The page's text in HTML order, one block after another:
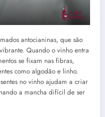
antocianinas, que são
Quando o vinho entra
se fixam nas fibras,
como algodão e linho.
no vinho ajudam a criar
a mancha difícil de ser